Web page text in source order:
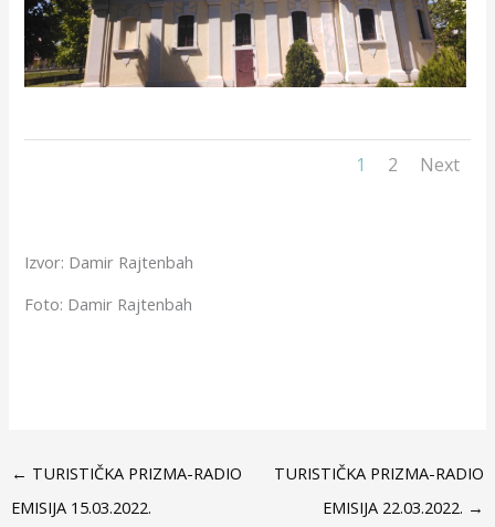
1 2 Next
Izvor: Damir Rajtenbah
Foto: Damir Rajtenbah
← TURISTIČKA PRIZMA-RADIO
EMISIJA 15.03.2022.
TURISTIČKA PRIZMA-RADIO
EMISIJA 22.03.2022. →